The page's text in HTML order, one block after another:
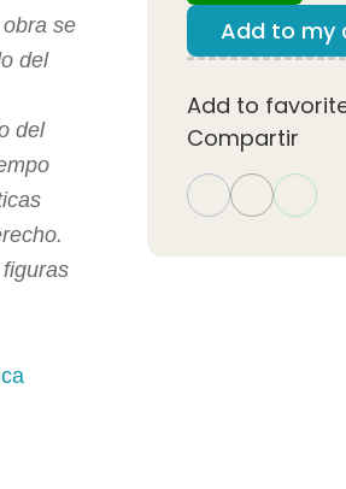
se
del
del
Add to my
Add to
Compartir